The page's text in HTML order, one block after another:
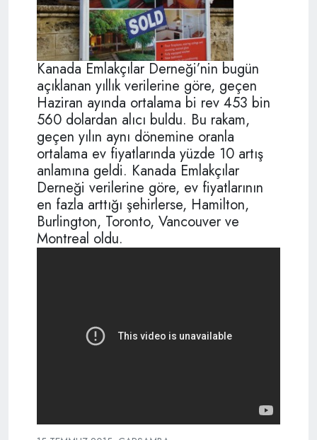
Kanada Emlakçılar Derneği’nin bugün
açıklanan yıllık verilerine göre, geçen
Haziran ayında ortalama bi rev 453 bin
560 dolardan alıcı buldu. Bu rakam,
geçen yılın aynı dönemine oranla
ortalama ev fiyatlarında yüzde 10 artış
anlamına geldi. Kanada Emlakçılar
Derneği verilerine göre, ev fiyatlarının
en fazla arttığı şehirlerse, Hamilton,
Burlington, Toronto, Vancouver ve
Montreal oldu.